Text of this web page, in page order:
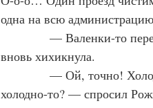
одна на всю
— Валенки-то
вновь хихикнула.
— Ой, точно!
холодно-то? — спросил